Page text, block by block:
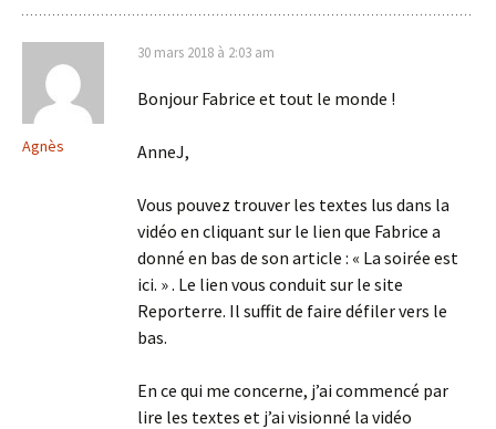
Agnès
30 mars 2018 à 2:03 am
Bonjour Fabrice et tout le monde !
AnneJ,
Vous pouvez trouver les textes lus dans la
vidéo en cliquant sur le lien que Fabrice a
donné en bas de son article : « La soirée est
ici. » . Le lien vous conduit sur le site
Reporterre. Il suffit de faire défiler vers le
bas.
En ce qui me concerne, j’ai commencé par
lire les textes et j’ai visionné la vidéo